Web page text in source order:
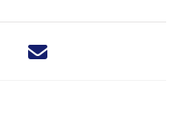
dit nieuwsbericht via X -
Deel dit nieuwsbericht via
Deel dit nieuwsbericht
Deel dit